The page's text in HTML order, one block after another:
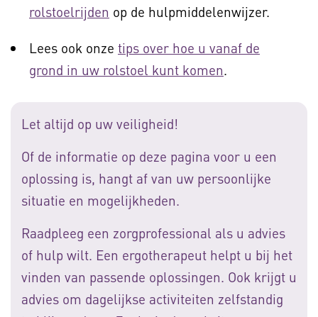
rolstoelrijden op de hulpmiddelenwijzer.
Lees ook onze tips over hoe u vanaf de
grond in uw rolstoel kunt komen.
Let altijd op uw veiligheid!
Of de informatie op deze pagina voor u een
oplossing is, hangt af van uw persoonlijke
situatie en mogelijkheden.
Raadpleeg een zorgprofessional als u advies
of hulp wilt. Een ergotherapeut helpt u bij het
vinden van passende oplossingen. Ook krijgt u
advies om dagelijkse activiteiten zelfstandig